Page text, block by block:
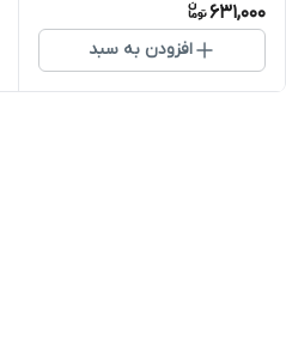
631,000
افزودن به سبد